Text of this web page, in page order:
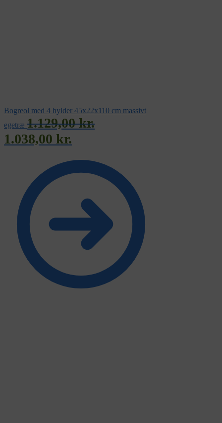
Bogreol med 4 hylder 45x22x110 cm massivt
egetræ 1.129,00kr.
1.038,00 kr.